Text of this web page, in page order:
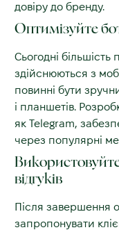
довіру до бренду.
Оптимізуйте
Сьогодні
здійснюються з
повинні бути
і планшетів.
як Telegram,
через популярні
відгуків
Після завершення
запропонувати